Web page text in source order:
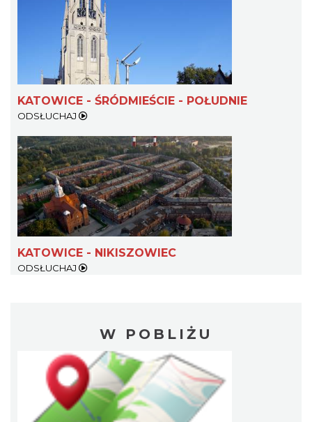
KATOWICE - ŚRÓDMIEŚCIE - POŁUDNIE
ODSŁUCHAJ
KATOWICE - NIKISZOWIEC
ODSŁUCHAJ
W POBLIŻU